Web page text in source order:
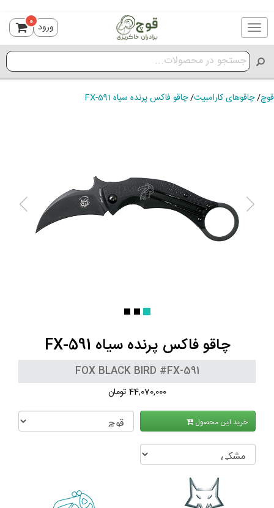
Toggle
navigation
ورود 0
قوچ/چاقوهای کارامبیت/چاقو فاکس پرنده سیاه FX-591
چاقو فاکس پرنده سیاه FX-591
FOX BLACK BIRD #FX-591
44,070,000 تومان
خرید این محصول